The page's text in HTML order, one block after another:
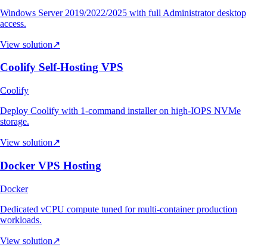
Windows Server 2019/2022/2025 with full Administrator desktop
access.
View solution↗
Coolify Self-Hosting VPS
Coolify
Deploy Coolify with 1-command installer on high-IOPS NVMe
storage.
View solution↗
Docker VPS Hosting
Docker
Dedicated vCPU compute tuned for multi-container production
workloads.
View solution↗